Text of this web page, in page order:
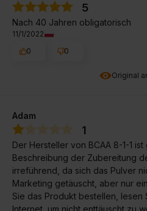
Original
5
Nach 40 Jahren obligatorisch
11/1/2022
0
0
Adam
1
Der Hersteller von BCAA 8-1-1
Beschreibung der Zubereitung
irreführend, da sich das Pulver
Marketing getäuscht, aber nur
Sie das Produkt bestellen, lesen